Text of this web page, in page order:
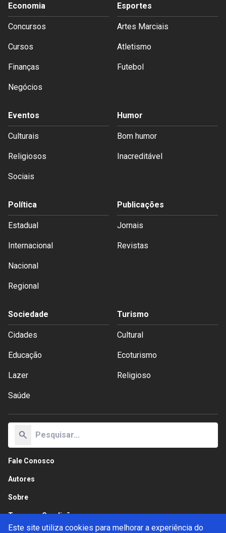
Este site utiliza cookies para melhorar a experiência do
Economia
Concursos
Cursos
Finanças
Negócios
Esportes
Artes Marciais
Atletismo
Futebol
Eventos
Culturais
Religiosos
Sociais
Humor
Bom humor
Inacreditável
Política
Estadual
Internacional
Nacional
Regional
Publicações
Jornais
Revistas
Sociedade
Cidades
Educação
Lazer
Saúde
Turismo
Cultural
Ecoturismo
Religioso
search
Fale Conosco
Autores
Sobre
Termos e Condições